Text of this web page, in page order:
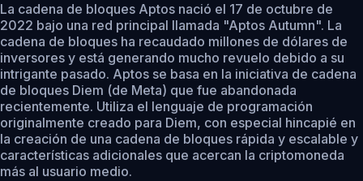
La cadena de bloques Aptos nació el 17 de octubre de
2022 bajo una red principal llamada "Aptos Autumn". La
cadena de bloques ha recaudado millones de dólares de
inversores y está generando mucho revuelo debido a su
intrigante pasado. Aptos se basa en la iniciativa de cadena
de bloques Diem (de Meta) que fue abandonada
recientemente. Utiliza el lenguaje de programación
originalmente creado para Diem, con especial hincapié en
la creación de una cadena de bloques rápida y escalable y
características adicionales que acercan la criptomoneda
más al usuario medio.